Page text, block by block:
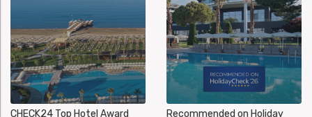
CHECK24 Top Hotel Award
Recommended on Holiday